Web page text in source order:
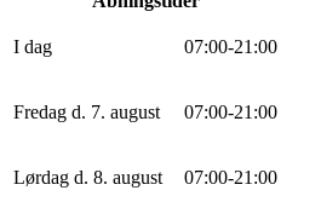
I dag 07:00-21 :00
Fredag d. 7. august 07:00-21 :00
Lørdag d. 8. august 07:00-21 :00